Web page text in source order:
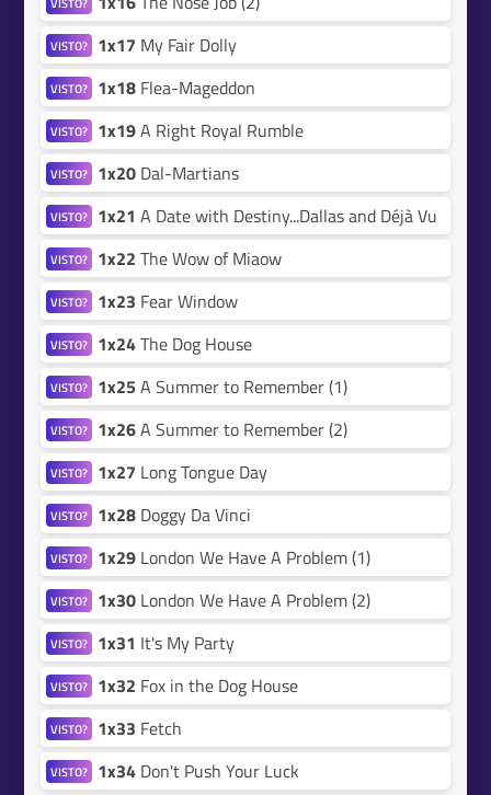
VISTO? 1x17 My Fair Dolly
VISTO? 1x18 Flea-Mageddon
VISTO? 1x19A Right Royal Rumble
VISTO? 1x20 Dal-Martians
VISTO? 1x21 A Date with Destiny...Dallas and Déjà Vu
VISTO? 1x22 The Wow of Miaow
VISTO? 1x23 Fear Window
VISTO? 1x24The Dog House
VISTO? 1x25 A Summer to Remember (1)
VISTO? 1x26A Summer to Remember (2)
VISTO? 1x27 Long Tongue Day
VISTO? 1x28 Doggy Da Vinci
VISTO? 1x29 London We Have A Problem (1)
VISTO? 1x30 London We Have A Problem (2)
VISTO? 1x31 It's My Party
VISTO? 1x32 Fox in the Dog House
VISTO? 1x33 Fetch
VISTO? 1x34 Don't Push Your Luck